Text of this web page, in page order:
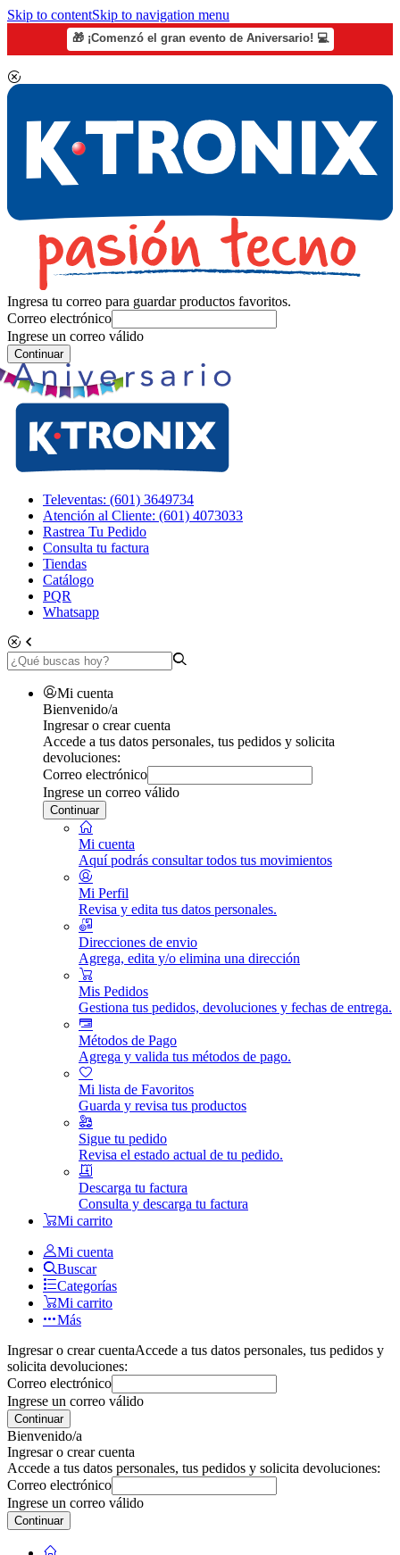
Skip to contentSkip to navigation menu
🎁 ¡Comenzó el gran evento de Aniversario! 💻
Ingresa tu correo para guardar productos favoritos.
Correo electrónico
Ingrese un correo válido
Continuar
Televentas: (601) 3649734
Atención al Cliente: (601) 4073033
Rastrea Tu Pedido
Consulta tu factura
Tiendas
Catálogo
PQR
Whatsapp
Mi cuenta
Bienvenido/a
Ingresar o crear cuenta
Accede a tus datos personales, tus pedidos y solicita
devoluciones:
Correo electrónico
Ingrese un correo válido
Continuar
Mi cuenta
Aquí podrás consultar todos tus movimientos
Mi Perfil
Revisa y edita tus datos personales.
Direcciones de envio
Agrega, edita y/o elimina una dirección
Mis Pedidos
Gestiona tus pedidos, devoluciones y fechas de entrega.
Métodos de Pago
Agrega y valida tus métodos de pago.
Mi lista de Favoritos
Guarda y revisa tus productos
Sigue tu pedido
Revisa el estado actual de tu pedido.
Descarga tu factura
Consulta y descarga tu factura
Mi carrito
Mi cuenta
Buscar
Categorías
Mi carrito
Más
Ingresar o crear cuentaAccede a tus datos personales, tus pedidos y
solicita devoluciones:
Correo electrónico
Ingrese un correo válido
Continuar
Bienvenido/a
Ingresar o crear cuenta
Accede a tus datos personales, tus pedidos y solicita devoluciones:
Correo electrónico
Ingrese un correo válido
Continuar